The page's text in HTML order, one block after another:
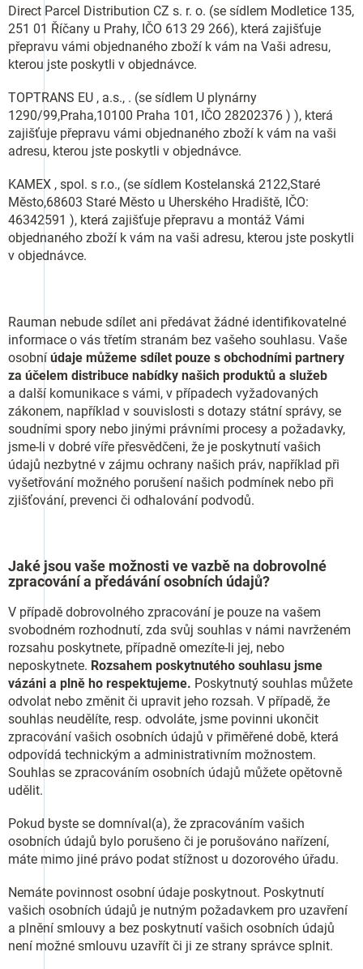
Direct Parcel Distribution CZ s. r. o. (se sídlem Modletice 135,
251 01 Říčany u Prahy, IČO 613 29 266), která zajišťuje
přepravu vámi objednaného zboží k vám na Vaši adresu,
kterou jste poskytli v objednávce.
TOPTRANS EU , a.s., . (se sídlem U plynárny
1290/99,Praha,10100 Praha 101, IČO 28202376 ) ), která
zajišťuje přepravu vámi objednaného zboží k vám na vaši
adresu, kterou jste poskytli v objednávce.
KAMEX , spol. s r.o., (se sídlem Kostelanská 2122,Staré
Město,68603 Staré Město u Uherského Hradiště, IČO:
46342591 ), která zajišťuje přepravu a montáž Vámi
objednaného zboží k vám na vaši adresu, kterou jste poskytli
v objednávce.
Rauman nebude sdílet ani předávat žádné identifikovatelné
informace o vás třetím stranám bez vašeho souhlasu. Vaše
osobní údaje můžeme sdílet pouze s obchodními partnery
za účelem distribuce nabídky našich produktů a služeb
a další komunikace s vámi, v případech vyžadovaných
zákonem, například v souvislosti s dotazy státní správy, se
soudními spory nebo jinými právními procesy a požadavky,
jsme-li v dobré víře přesvědčeni, že je poskytnutí vašich
údajů nezbytné v zájmu ochrany našich práv, například při
vyšetřování možného porušení našich podmínek nebo při
zjišťování, prevenci či odhalování podvodů.
Jaké jsou vaše možnosti ve vazbě na dobrovolné
zpracování a předávání osobních údajů?
V případě dobrovolného zpracování je pouze na vašem
svobodném rozhodnutí, zda svůj souhlas v námi navrženém
rozsahu poskytnete, případně omezíte-li jej, nebo
neposkytnete. Rozsahem poskytnutého souhlasu jsme
vázáni a plně ho respektujeme. Poskytnutý souhlas můžete
odvolat nebo změnit či upravit jeho rozsah. V případě, že
souhlas neudělíte, resp. odvoláte, jsme povinni ukončit
zpracování vašich osobních údajů v přiměřené době, která
odpovídá technickým a administrativním možnostem.
Souhlas se zpracováním osobních údajů můžete opětovně
udělit.
Pokud byste se domníval(a), že zpracováním vašich
osobních údajů bylo porušeno či je porušováno nařízení,
máte mimo jiné právo podat stížnost u dozorového úřadu.
Nemáte povinnost osobní údaje poskytnout. Poskytnutí
vašich osobních údajů je nutným požadavkem pro uzavření
a plnění smlouvy a bez poskytnutí vašich osobních údajů
není možné smlouvu uzavřít či ji ze strany správce splnit.